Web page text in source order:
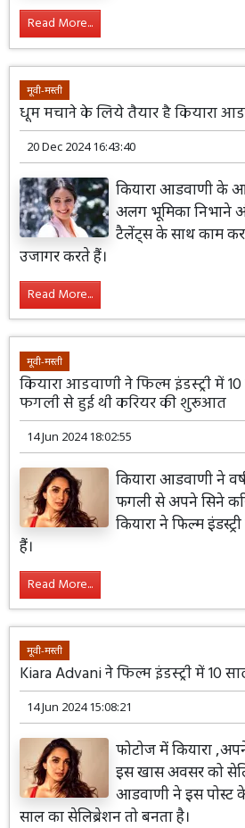
Read More...
मूवी-मस्ती
धूम मचाने के लिये तैयार है कियारा
20 Dec 2024 16:43:40
कियारा आडवाणी के
अलग भूमिका निभाने
टैलेंट्स के साथ काम
उजागर करते हैं।
Read More...
मूवी-मस्ती
कियारा आडवाणी ने फिल्म इंडस्ट्री में
फगली से हुई थी करियर की शुरूआत
14 Jun 2024 18:02:55
कियारा आडवाणी ने
फगली से अपने सिने
कियारा ने फिल्म
हैं।
Read More...
मूवी-मस्ती
Kiara Advani ने फिल्म इंडस्ट्री में 10
14 Jun 2024 15:08:21
फोटोज में कियारा
इस खास अवसर को
आडवाणी ने इस पोस्ट
साल का सेलिब्रेशन तो बनता है।